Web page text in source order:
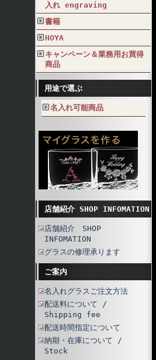
入れ engraving
書籍
HOYA
キャンペーン＆業務用お買得
商品
用途で選ぶ
名入れ可能商品
店舗紹介 SHOP INFOMATION
店舗紹介 SHOP
INFOMATION
グラスの修理承ります
ご案内
名入れグラスご注文方法
配送料について /
Shipping fee
配送時間指定について
納期・在庫について /
Stock